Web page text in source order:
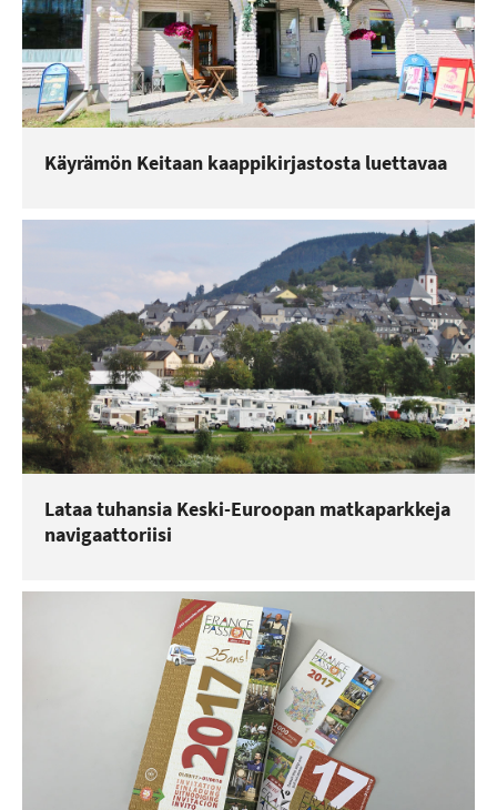
Käyrämön Keitaan kaappikirjastosta luettavaa
Lataa tuhansia Keski-Euroopan matkaparkkeja
navigaattoriisi